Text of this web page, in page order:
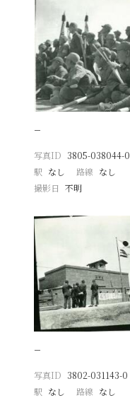
−
写真ID 3805-038044-0
駅 なし 路線 なし
撮影日
不明
−
写真ID 3802-031143-0
駅 なし 路線 なし